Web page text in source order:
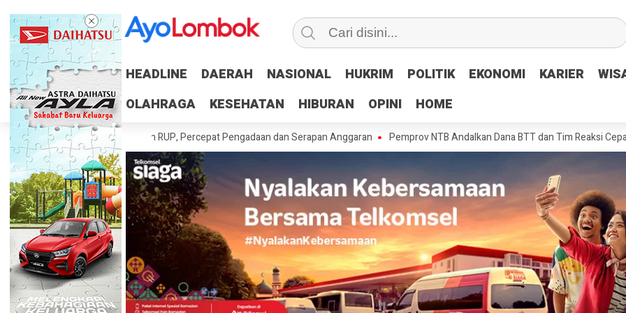
HEADLINE DAERAH NASIONAL HUKRIM POLITIK EKONOMI KARIER
OLAHRAGA
KESEHATAN HIBURAN OPINI HOME
HEADLINE DAERAH NASIONAL HUKRIM POLITIK EKONOMI KARIER
OLAHRAGA
KESEHATAN HIBURAN OPINI HOME
Tuntaskan 100 Persen RUP, Percepat Pengadaan dan Serapan Anggaran Pemprov NTB Andalkan Dana BTT dan Tim Reaksi Cepat